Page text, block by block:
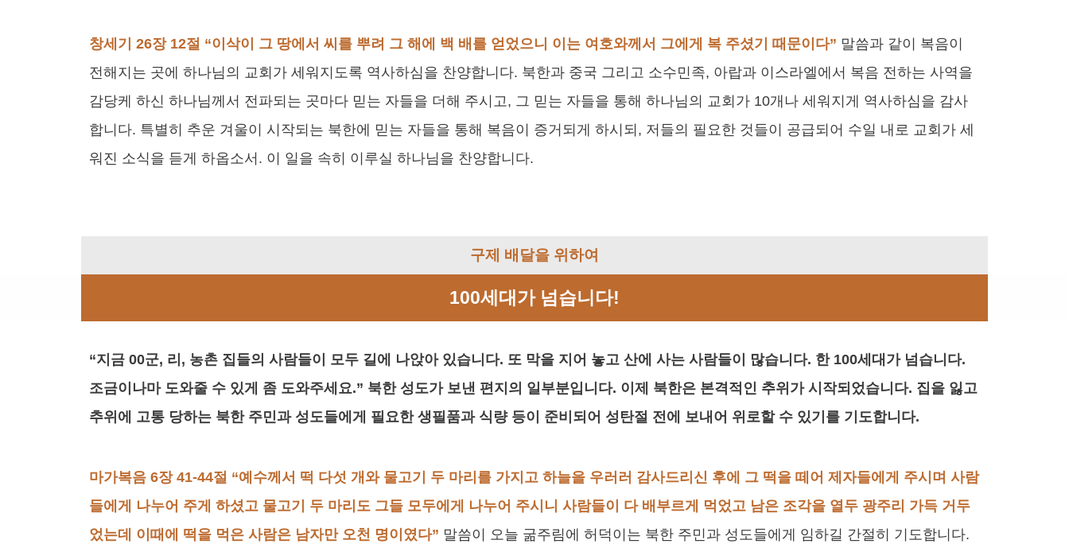
창세기 26장 12절 “이삭이 그 땅에서 씨를 뿌려 그 해에 백 배를 얻었으니 이는 여호와께서 그에게 복 주셨기 때문이다” 말씀과 같이 복음이
전해지는 곳에 하나님의 교회가 세워지도록 역사하심을 찬양합니다. 북한과 중국 그리고 소수민족, 아랍과 이스라엘에서 복음 전하는 사역을
감당케 하신 하나님께서 전파되는 곳마다 믿는 자들을 더해 주시고, 그 믿는 자들을 통해 하나님의 교회가 10개나 세워지게 역사하심을 감사
합니다. 특별히 추운 겨울이 시작되는 북한에 믿는 자들을 통해 복음이 증거되게 하시되, 저들의 필요한 것들이 공급되어 수일 내로 교회가 세
워진 소식을 듣게 하옵소서. 이 일을 속히 이루실 하나님을 찬양합니다.
구제 배달을 위하여
100세대가 넘습니다!
“지금 00군, 리, 농촌 집들의 사람들이 모두 길에 나앉아 있습니다. 또 막을 지어 놓고 산에 사는 사람들이 많습니다. 한 100세대가 넘습니다.
조금이나마 도와줄 수 있게 좀 도와주세요.” 북한 성도가 보낸 편지의 일부분입니다. 이제 북한은 본격적인 추위가 시작되었습니다. 집을 잃고
추위에 고통 당하는 북한 주민과 성도들에게 필요한 생필품과 식량 등이 준비되어 성탄절 전에 보내어 위로할 수 있기를 기도합니다.
마가복음 6장 41-44절 “예수께서 떡 다섯 개와 물고기 두 마리를 가지고 하늘을 우러러 감사드리신 후에 그 떡을 떼어 제자들에게 주시며 사람
들에게 나누어 주게 하셨고 물고기 두 마리도 그들 모두에게 나누어 주시니 사람들이 다 배부르게 먹었고 남은 조각을 열두 광주리 가득 거두
었는데 이때에 떡을 먹은 사람은 남자만 오천 명이였다” 말씀이 오늘 굶주림에 허덕이는 북한 주민과 성도들에게 임하길 간절히 기도합니다.